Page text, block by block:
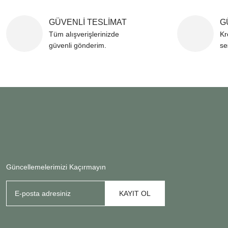
GÜVENLİ TESLİMAT
Tüm alışverişlerinizde
güvenli gönderim.
Güncellemelerimizi Kaçırmayın
KAYIT OL